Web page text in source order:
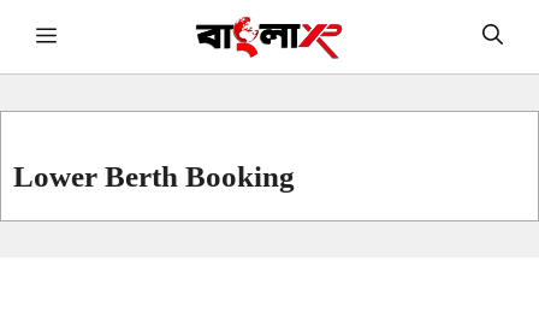
Skip Menu
Lower Berth Booking